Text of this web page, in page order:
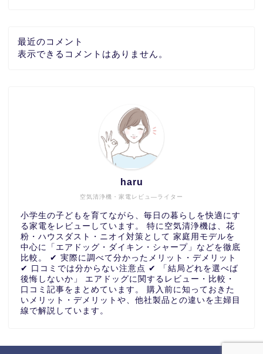
最近のコメント
表示できるコメントはありません。
空気清浄機・家電レビュ―ライター
haru
小学生の子どもを育てながら、毎日の暮らしを快適にす
る家電をレビューしています。 特に空気清浄機は、花
粉・ハウスダスト・ニオイ対策として 家庭用モデルを
中心に「エアドッグ・ダイキン・シャープ」などを徹底
比較。 ✔ 実際に調べて分かったメリット・デメリット
✔ 口コミでは分からない注意点 ✔ 「結局どれを選べば
後悔しないか」 エアドッグに関するレビュー・比較・
口コミ記事をまとめています。 購入前に知っておきた
いメリット・デメリットや、他社製品との違いを主婦目
線で解説しています。